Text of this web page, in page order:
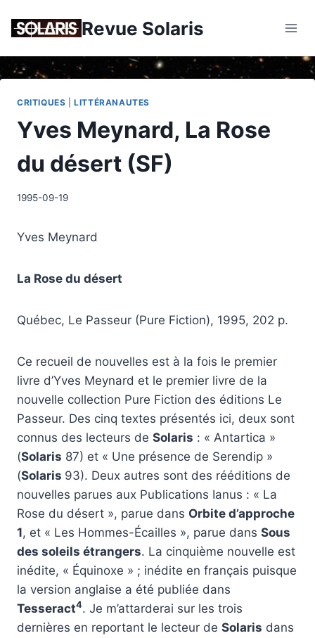
Revue Solaris
CRITIQUES |LITTÉRANAUTES
Yves Meynard, La Rose
du désert (SF)
1995-09-19
Yves Meynard
La Rose du désert
Québec, Le Passeur (Pure Fiction), 1995, 202 p.
Ce recueil de nouvelles est à la fois le premier
livre d’Yves Meynard et le premier livre de la
nouvelle collection Pure Fiction des éditions Le
Passeur. Des cinq textes présentés ici, deux sont
connus des lecteurs de Solaris : « Antartica »
(Solaris 87) et « Une présence de Serendip »
(Solaris 93). Deux autres sont des rééditions de
nouvelles parues aux Publications Ianus : « La
Rose du désert », parue dans Orbite d’approche
1, et « Les Hommes-Écailles », parue dans Sous
des soleils étrangers. La cinquième nouvelle est
inédite, « Équinoxe » ; inédite en français puisque
la version anglaise a été publiée dans
Tesseract4. Je m’attarderai sur les trois
dernières en reportant le lecteur de Solaris dans